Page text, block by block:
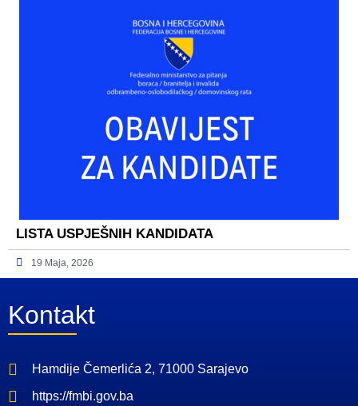
LISTA USPJEŠNIH KANDIDATA
19 Maja, 2026
Kontakt
Hamdije Čemerlića 2, 71000 Sarajevo
https://fmbi.gov.ba